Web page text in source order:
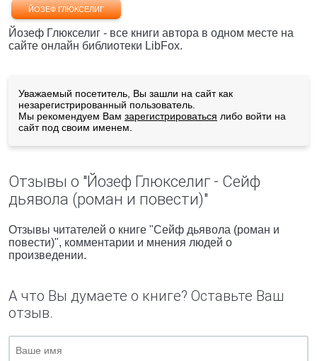
ЙОЗЕФ ГЛЮКСЕЛИГ
Йозеф Глюкселиг - все книги автора в одном месте на
сайте онлайн библиотеки LibFox.
Уважаемый посетитель, Вы зашли на сайт как
незарегистрированный пользователь.
Мы рекомендуем Вам зарегистрироваться либо войти на
сайт под своим именем.
Отзывы о "Йозеф Глюкселиг - Сейф
дьявола (роман и повести)"
Отзывы читателей о книге "Сейф дьявола (роман и
повести)", комментарии и мнения людей о
произведении.
А что Вы думаете о книге? Оставьте Ваш
отзыв.